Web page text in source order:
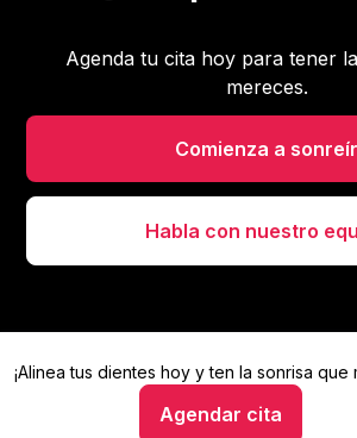
Agenda tu cita hoy para tener
mereces.
Comienza a sonreír
Habla con nuestro
¡Alinea tus dientes hoy yten la sonrisa que
Agendar cita
Alinea tus dientes hoy y ten la
Hablar con un asesor